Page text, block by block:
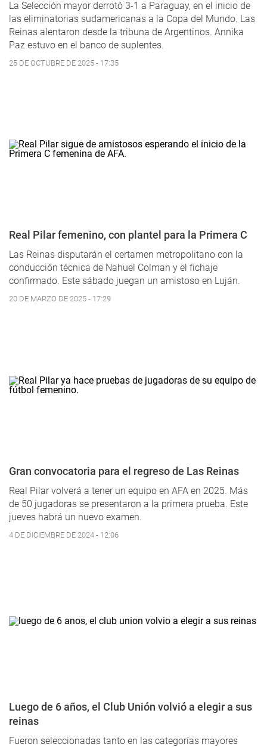
La Selección mayor derrotó 3-1 a Paraguay, en el inicio de
las eliminatorias sudamericanas a la Copa del Mundo. Las
Reinas alentaron desde la tribuna de Argentinos. Annika
Paz estuvo en el banco de suplentes.
25 DE OCTUBRE DE 2025 - 17:35
Real Pilar femenino, con plantel para la Primera C
Las Reinas disputarán el certamen metropolitano con la
conducción técnica de Nahuel Colman y el fichaje
confirmado. Este sábado juegan un amistoso en Luján.
20 DE MARZO DE 2025 - 17:29
Gran convocatoria para el regreso de Las Reinas
Real Pilar volverá a tener un equipo en AFA en 2025. Más
de 50 jugadoras se presentaron a la primera prueba. Este
jueves habrá un nuevo examen.
4 DE DICIEMBRE DE 2024 - 12:06
Luego de 6 años, el Club Unión volvió a elegir a sus
reinas
Fueron seleccionadas tanto en las categorías mayores